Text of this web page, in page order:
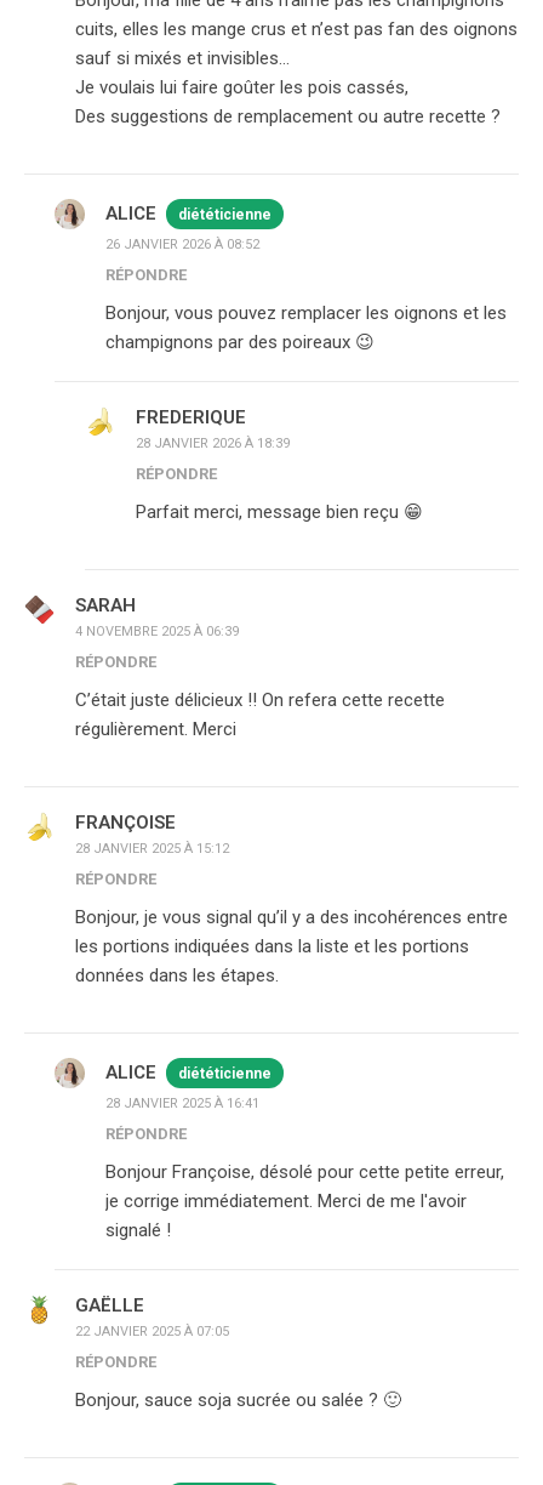
cuits, elles les mange crus et n’est pas fan des oignons
sauf si mixés et invisibles…
Je voulais lui faire goûter les pois cassés,
Des suggestions de remplacement ou autre recette ?
ALICE diététicienne
26 JANVIER 2026 À 08:52
RÉPONDRE
Bonjour, vous pouvez remplacer les oignons et les
champignons par des poireaux 😉
FREDERIQUE
28 JANVIER 2026 À 18:39
RÉPONDRE
Parfait merci, message bien reçu 😁
SARAH
4 NOVEMBRE 2025 À 06:39
RÉPONDRE
C’était juste délicieux !! On refera cette recette
régulièrement. Merci
FRANÇOISE
28 JANVIER 2025 À 15:12
RÉPONDRE
Bonjour, je vous signal qu’il y a des incohérences entre
les portions indiquées dans la liste et les portions
données dans les étapes.
ALICE diététicienne
28 JANVIER 2025 À 16:41
RÉPONDRE
Bonjour Françoise, désolé pour cette petite erreur,
je corrige immédiatement. Merci de me l'avoir
signalé !
GAËLLE
22 JANVIER 2025 À 07:05
RÉPONDRE
Bonjour, sauce soja sucrée ou salée ? 🙂